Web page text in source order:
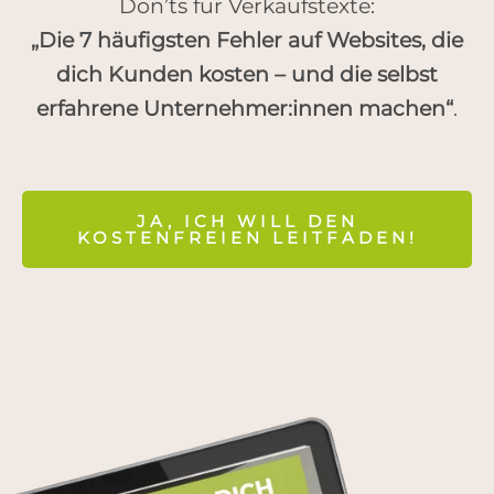
Don’ts für Verkaufstexte:
„Die 7 häufigsten Fehler auf Websites, die
dich Kunden kosten – und die selbst
erfahrene Unternehmer:innen machen“.
JA, ICH WILL DEN
KOSTENFREIEN LEITFADEN!